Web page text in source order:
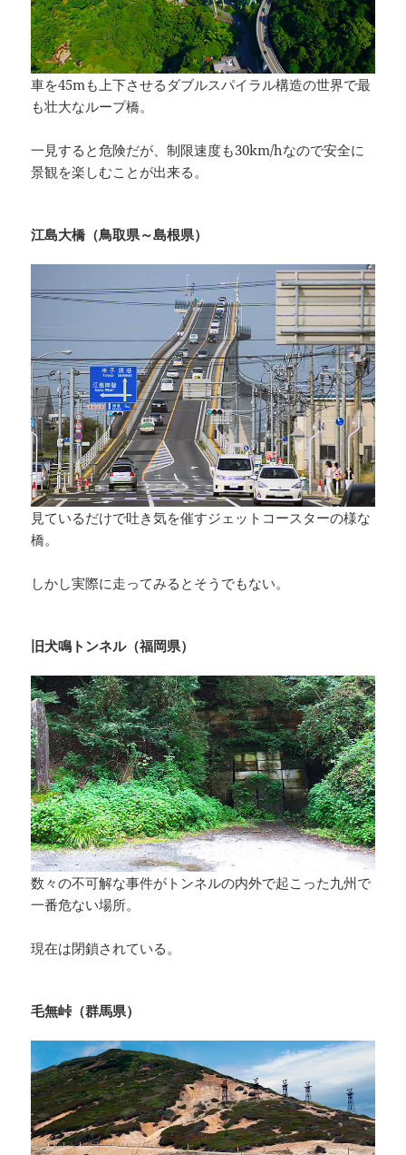
車を45mも上下させるダブルスパイラル構造の世界で最
も壮大なループ橋。
一見すると危険だが、制限速度も30km/hなので安全に
景観を楽しむことが出来る。
江島大橋（鳥取県～島根県）
見ているだけで吐き気を催すジェットコースターの様な
橋。
しかし実際に走ってみるとそうでもない。
旧犬鳴トンネル（福岡県）
数々の不可解な事件がトンネルの内外で起こった九州で
一番危ない場所。
現在は閉鎖されている。
毛無峠（群馬県）